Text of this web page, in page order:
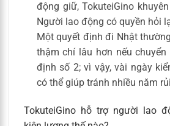
động giữ, TokuteiGino
Người lao động có quyền hỏi
Một quyết định đi Nhật
thậm chí lâu hơn nếu
định số 2; vì vậy, vài ngày
có thể giúp tránh nhiều năm
TokuteiGino hỗ trợ người lao